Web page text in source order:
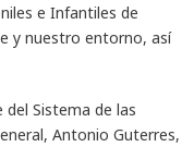
e Infantiles de
y nuestro entorno, así
Sistema de las
Antonio Guterres,